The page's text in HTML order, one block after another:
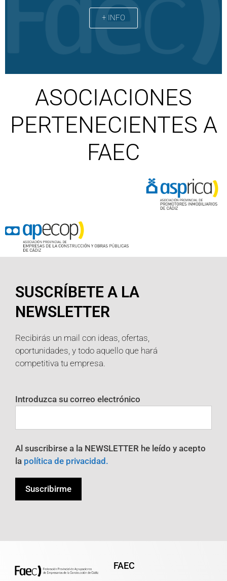
+ INFO
ASOCIACIONES
PERTENECIENTES A
FAEC
SUSCRÍBETE A LA
NEWSLETTER
Recibirás un mail con ideas, ofertas,
oportunidades, y todo aquello que hará
competitiva tu empresa.
Introduzca su correo electrónico
Al suscribirse a la NEWSLETTER he leído y acepto
la política de privacidad.
FAEC